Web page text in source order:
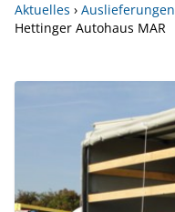
Aktuelles › Auslieferungen
Hettinger Autohaus MAR